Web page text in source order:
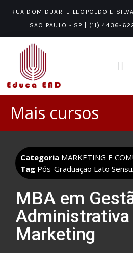
RUA DOM DUARTE LEOPOLDO E
SÃO PAULO - SP | (11) 4436-
Mais cursos
Categoria MARKETING E
Tag Pós-Graduação Lato
MBA em
Administrativa
Marketing